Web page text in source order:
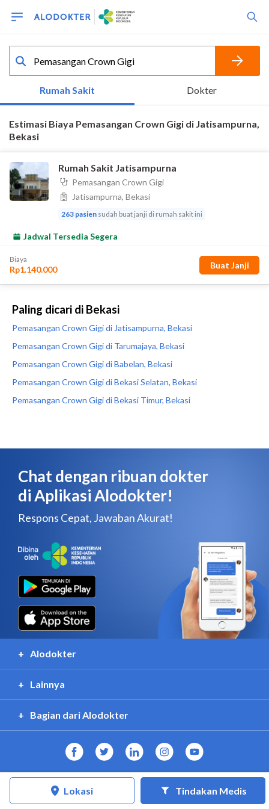
Paling dicari di Bekasi
Pemasangan Crown Gigi di Jatisampurna, Bekasi
Pemasangan Crown Gigi di Tarumajaya, Bekasi
Pemasangan Crown Gigi di Babelan, Bekasi
Pemasangan Crown Gigi di Bekasi Selatan, Bekasi
Pemasangan Crown Gigi di Bekasi Timur, Bekasi